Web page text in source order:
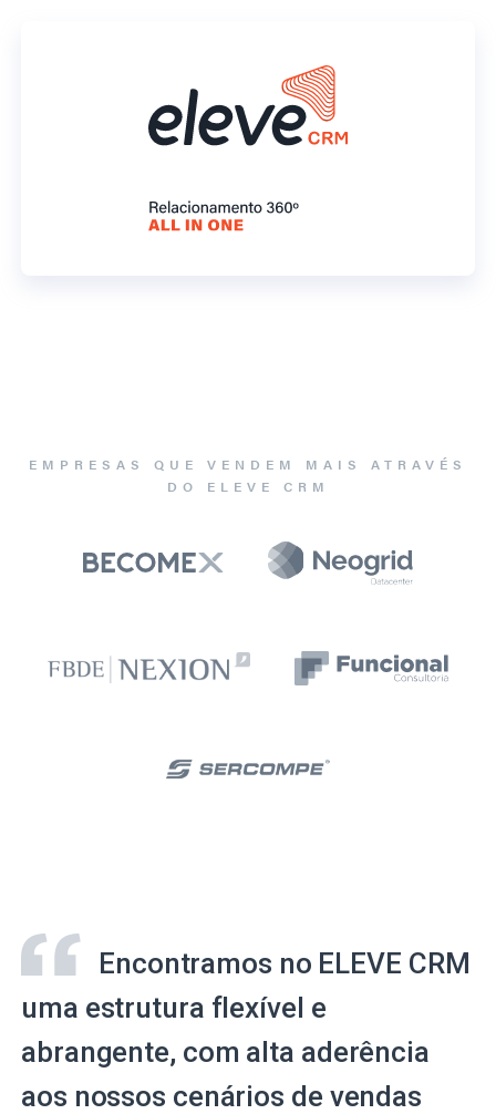
EMPRESAS QUE VENDEM MAIS ATRAVÉS
DO ELEVE CRM
Encontramos no ELEVE CRM
uma estrutura flexível e
abrangente, com alta aderência
aos nossos cenários de vendas